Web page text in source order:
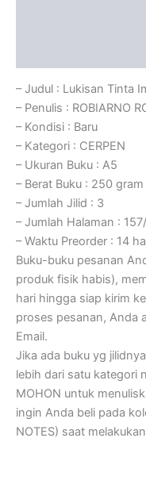
– Judul : Lukisan Tinta
– Penulis : ROBIARNO
– Kondisi : Baru
– Kategori : CERPEN
– Ukuran Buku : A5
– Berat Buku : 250 gram
– Jumlah Jilid : 3
– Jumlah Halaman :
– Waktu Preorder : 14
Buku-buku pesanan
produk fisik habis),
hari hingga siap kirim
proses pesanan, Anda
Email.
Jika ada buku yg
lebih dari satu kategori
MOHON untuk
ingin Anda beli pada
NOTES) saat